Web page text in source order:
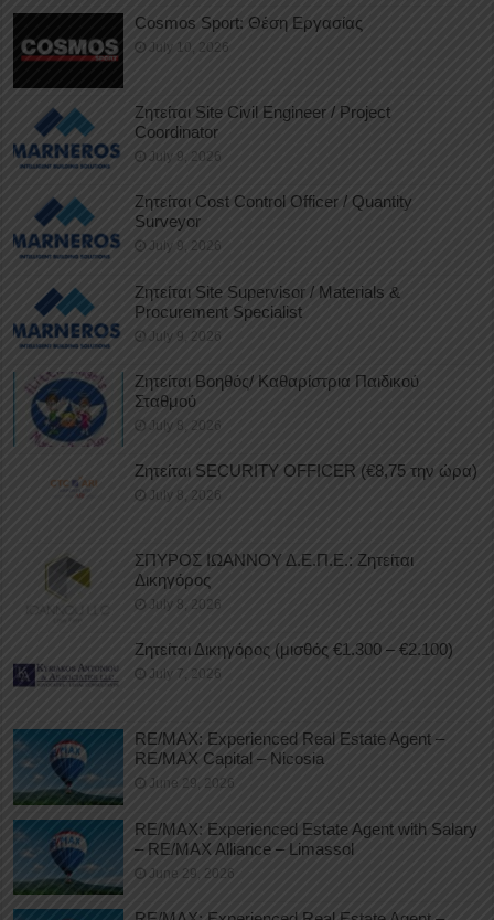
Cosmos Sport: Θέση Εργασίας
July 10, 2026
Ζητείται Site Civil Engineer / Project
Coordinator
July 9, 2026
Ζητείται Cost Control Officer / Quantity
Surveyor
July 9, 2026
Ζητείται Site Supervisor / Materials &
Procurement Specialist
July 9, 2026
Ζητείται Βοηθός/ Καθαρίστρια Παιδικού
Σταθμού
July 8, 2026
Ζητείται SECURITY OFFICER (€8,75 την ώρα)
July 8, 2026
ΣΠΥΡΟΣ ΙΩΑΝΝΟΥ Δ.Ε.Π.Ε.: Ζητείται
Δικηγόρος
July 8, 2026
Ζητείται Δικηγόρος (μισθός €1.300 – €2.100)
July 7, 2026
RE/MAX: Experienced Real Estate Agent –
RE/MAX Capital – Nicosia
June 29, 2026
RE/MAX: Experienced Estate Agent with Salary
– RE/MAX Alliance – Limassol
June 29, 2026